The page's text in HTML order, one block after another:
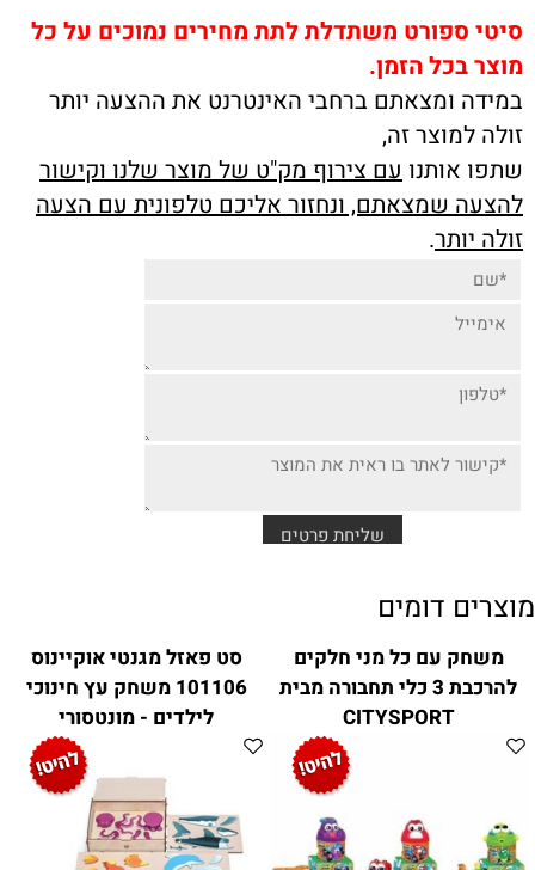
סיטי ספורט משתדלת לתת מחירים נמוכים על כל
מוצר בכל הזמן.
במידה ומצאתם ברחבי האינטרנט את ההצעה יותר
זולה למוצר זה,
שתפו אותנו עם צירוף מק"ט של מוצר שלנו וקישור
להצעה שמצאתם, ונחזור אליכם טלפונית עם הצעה
זולה יותר.
מוצרים דומים
משחק עם כל מני חלקים
להרכבת 3 כלי תחבורה מבית
CITYSPORT
סט פאזל מגנטי אוקיינוס
101106 משחק עץ חינוכי
לילדים - מונטסורי